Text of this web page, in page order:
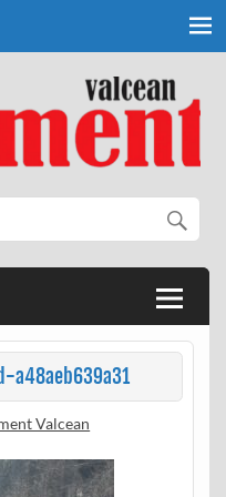
a48aeb639a31
Valcean